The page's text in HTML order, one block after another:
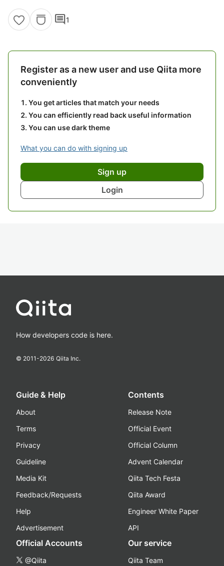
comment1
Register as a new user and use Qiita more
conveniently
You get articles that match your needs
You can efficiently read back useful information
You can use dark theme
What you can do with signing up
Sign up
Login
How developers code is here.
© 2011-2026 Qiita Inc.
Guide & Help
About
Terms
Privacy
Guideline
Media Kit
Feedback/Requests
Help
Advertisement
Contents
Release Note
Official Event
Official Column
Advent Calendar
Qiita Tech Festa
Qiita Award
Engineer White Paper
API
Official Accounts
@Qiita
Our service
Qiita Team